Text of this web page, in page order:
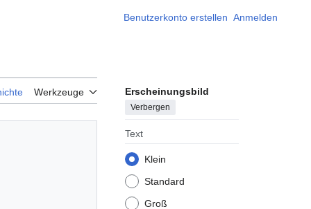
Benutzerkonto erstellen Anmelden
Werkzeuge Erscheinungsbild
Verbergen
Text
Klein
Standard
Groß